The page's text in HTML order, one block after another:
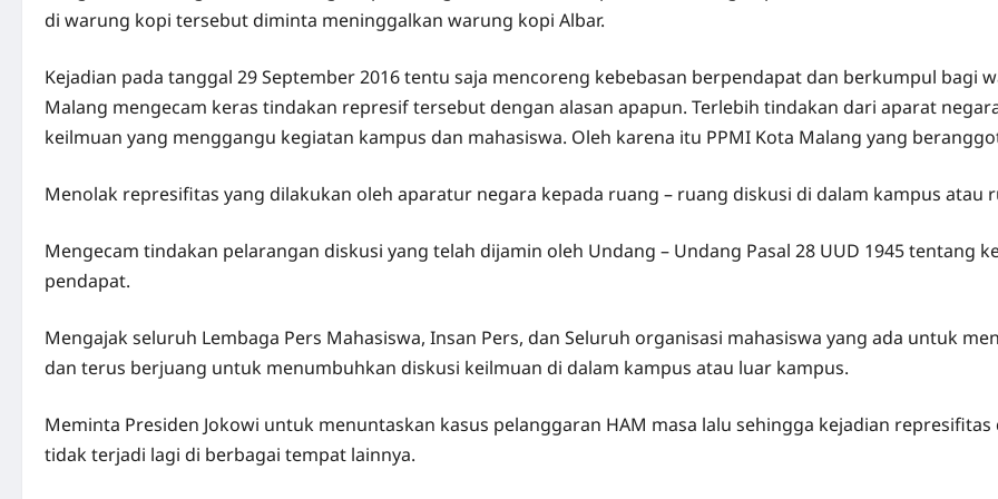
di warung kopi tersebut diminta meninggalkan warung kopi Albar.
Kejadian pada tanggal 29 September 2016 tentu saja mencoreng kebebasan berpendapat dan berkumpul bagi
Malang mengecam keras tindakan represif tersebut dengan alasan apapun. Terlebih tindakan dari aparat
keilmuan yang menggangu kegiatan kampus dan mahasiswa. Oleh karena itu PPMI Kota Malang yang
Menolak represifitas yang dilakukan oleh aparatur negara kepada ruang – ruang diskusi di dalam kampus atau
Mengecam tindakan pelarangan diskusi yang telah dijamin oleh Undang – Undang Pasal 28 UUD 1945 tentang
pendapat.
Mengajak seluruh Lembaga Pers Mahasiswa, Insan Pers, dan Seluruh organisasi mahasiswa yang ada untuk
dan terus berjuang untuk menumbuhkan diskusi keilmuan di dalam kampus atau luar kampus.
Meminta Presiden Jokowi untuk menuntaskan kasus pelanggaran HAM masa lalu sehingga kejadian
tidak terjadi lagi di berbagai tempat lainnya.